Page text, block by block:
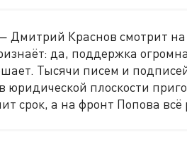
Дмитрий Краснов смотрит
да, поддержка
Тысячи писем и
юридической плоскости
срок, а на фронт Попова всё